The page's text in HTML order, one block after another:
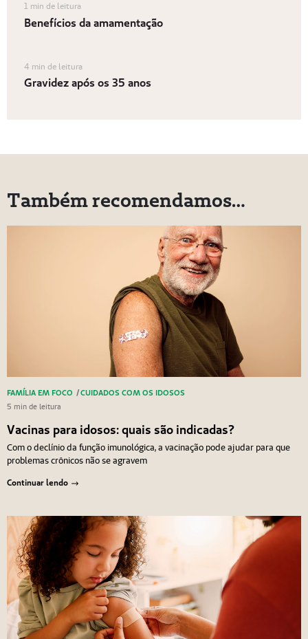
1 min de leitura
Benefícios da amamentação
4 min de leitura
Gravidez após os 35 anos
Também recomendamos…
FAMÍLIA EM FOCO /CUIDADOS COM OS IDOSOS
5 min de leitura
Vacinas para idosos: quais são indicadas?
Com o declínio da função imunológica, a vacinação pode ajudar para que
problemas crônicos não se agravem
Continuar lendo